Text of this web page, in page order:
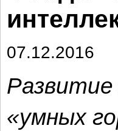
07.12.2016
«умных